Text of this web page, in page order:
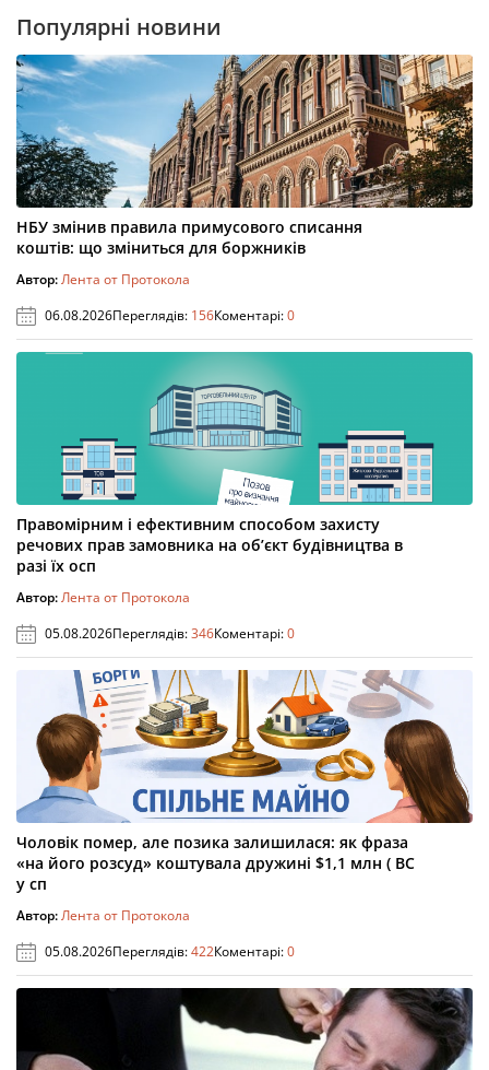
Популярні новини
НБУ змінив правила примусового списання
коштів: що зміниться для боржників
Автор:Лента от Протокола
06.08.2026Переглядів: 156Коментарі:0
Правомірним і ефективним способом захисту
речових прав замовника на об’єкт будівництва в
разі їх осп
Автор:Лента от Протокола
05.08.2026Переглядів:346Коментарі:0
Чоловік помер, але позика залишилася: як фраза
«на його розсуд» коштувала дружині $1,1 млн ( ВС
у сп
Автор:Лента от Протокола
05.08.2026Переглядів:422Коментарі:0